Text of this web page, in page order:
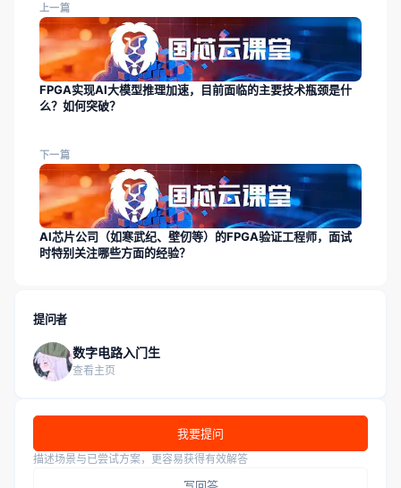
上一篇
FPGA实现AI大模型推理加速，目前面临的主要技术瓶颈是什
么？如何突破？
下一篇
AI芯片公司（如寒武纪、壁仞等）的FPGA验证工程师，面试
时特别关注哪些方面的经验？
提问者
数字电路入门生
查看主页
我要提问
描述场景与已尝试方案，更容易获得有效解答
写回答